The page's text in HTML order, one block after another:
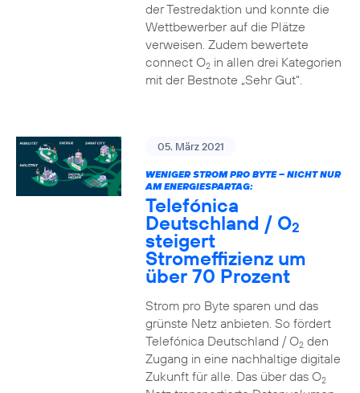
der Testredaktion und konnte die
Wettbewerber auf die Plätze
verweisen. Zudem bewertete
connect O2in allen drei Kategorien
mit der Bestnote „Sehr Gut“.
05. März 2021
WENIGER STROM PRO BYTE – NICHT NUR
AM ENERGIESPARTAG:
Telefónica
Deutschland / O2
steigert
Stromeffizienz um
über 70 Prozent
Strom pro Byte sparen und das
grünste Netz anbieten. So fördert
Telefónica Deutschland / O2den
Zugang in eine nachhaltige digitale
Zukunft für alle. Das über das O2